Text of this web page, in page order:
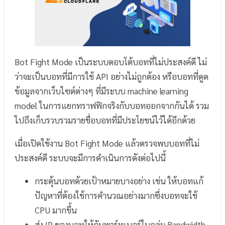
Bot Fight Mode เป็นระบบตอบโต้บอทที่ไม่ประสงค์ดี ไม่
ว่าจะเป็นบอทที่มีการใช้ API อย่างไม่ถูกต้อง หรือบอทที่ดูด
ข้อมูลจากเว็บไซต์ต่างๆ ที่มีระบบ machine learning
model ในการแยกทราฟฟิกจริงกับบอทออกจากกันได้ รวม
ไปถึงเก็บรวบรวมรายชื่อบอทที่มีประโยชน์ไว้ได้อีกด้วย
เมื่อเปิดใช้งาน Bot Fight Mode แล้วตรวจพบบอทที่ไม่
ประสงค์ดี ระบบจะมีการดำเนินการดังต่อไปนี้
กระตุ้นบอทด้วยเป้าหมายบางอย่าง เช่น ให้บอทแก้
ปัญหาที่ต้องใช้การคำนวณอย่างมากซึ่งบอทจะใช้
CPU มากขึ้น